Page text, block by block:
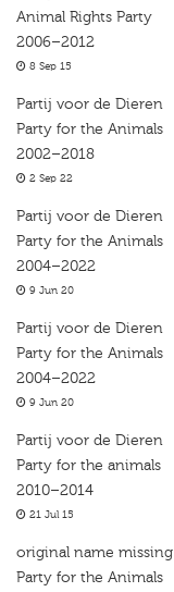
Animal Rights Party
2006–2012
8 Sep 15
Partij voor de Dieren
Party for the Animals
2002–2018
2 Sep 22
Partij voor de Dieren
Party for the Animals
2004–2022
9 Jun 20
Partij voor de Dieren
Party for the Animals
2004–2022
9 Jun 20
Partij voor de Dieren
Party for the animals
2010–2014
21 Jul 15
original name missing
Party for the Animals